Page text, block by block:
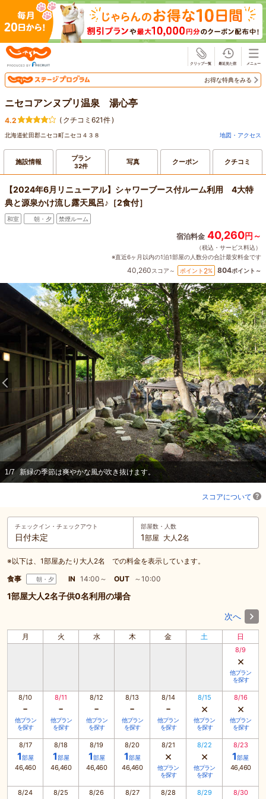
お得な特典をみる
ニセコアンヌプリ温泉 湯心亭
4.2 ( クチコミ621件)
北海道虻田郡ニセコ町ニセコ４３８ 地図・アクセス
施設情報 プラン
32件 写真 クーポン クチコミ
【2024年6月リニューアル】シャワーブース付ルーム利用 4大特
典と源泉かけ流し露天風呂♪［2食付］
和室 朝・夕 禁煙ルーム
宿泊料金 40,260円～
（税込・サービス料込）
※直近6ヶ月以内の1泊1部屋の人数分の合計最安料金です
40,260スコア～ ポイント 2% 804ポイント～
1/7 新緑の季節は爽やかな風が吹き抜けます。
スコアについて
チェックイン・ チェックアウト
日付未定
部屋数・人数
1部屋 大人 2名
※以下は、1部屋あたり大人2名 での料金を表示しています。
食事
朝・夕 IN 14:00～ OUT ～10:00
1部屋大人2名子供0名利用の場合
次へ
月 火 水 木 金 土 日
8/9
×
他プラン
を探す
8/10
-
他プラン
を探す
8/11
-
他プラン
を探す
8/12
-
他プラン
を探す
8/13
-
他プラン
を探す
8/14
-
他プラン
を探す
8/15
×
他プラン
を探す
8/16
×
他プラン
を探す
8/17
1部屋
46,460
8/18
1部屋
46,460
8/19
1部屋
46,460
8/20
1部屋
46,460
8/21
×
他プラン
を探す
8/22
×
他プラン
を探す
8/23
1部屋
46,460
8/24 8/25 8/26 8/27 8/28 8/29 8/30